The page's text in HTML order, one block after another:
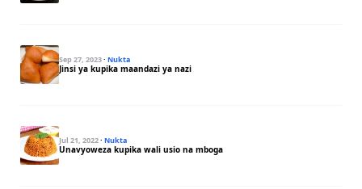
Sep 27, 2023· Nukta
Jinsi ya kupika maandazi ya nazi
Jul 21, 2022· Nukta
Unavyoweza kupika wali usio na mboga